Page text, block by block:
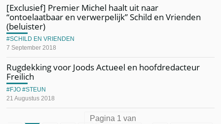
[Exclusief] Premier Michel haalt uit naar
“ontoelaatbaar en verwerpelijk” Schild en Vrienden
(beluister)
7 September 2018
SCHILD EN VRIENDEN
Rugdekking voor Joods Actueel en hoofdredacteur
Freilich
21 Augustus 2018
FJO STEUN
Pagina 1 van